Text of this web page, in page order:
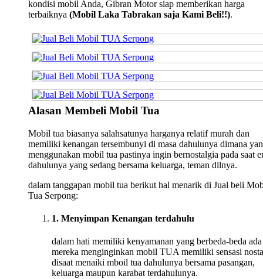
kondisi mobil Anda, Gibran Motor siap memberikan harga
terbaiknya (Mobil Laka Tabrakan saja Kami Beli!!).
Alasan Membeli Mobil Tua
Mobil tua biasanya salahsatunya harganya relatif murah dan
memiliki kenangan tersembunyi di masa dahulunya dimana
menggunakan mobil tua pastinya ingin bernostalgia pada saat
dahulunya yang sedang bersama keluarga, teman dllnya.
dalam tanggapan mobil tua berikut hal menarik di Jual beli
Tua Serpong:
1. Menyimpan Kenangan terdahulu
dalam hati memiliki kenyamanan yang berbeda-beda
mereka menginginkan mobil TUA memiliki sensasi
disaat menaiki mboil tua dahulunya bersama pasangan,
keluarga maupun karabat terdahulunya.